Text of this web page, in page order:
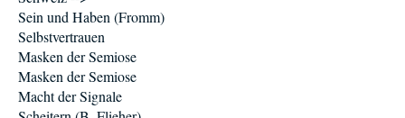
Sein und Haben (Fromm)
Selbstvertrauen
Masken der Semiose
Masken der Semiose
Macht der Signale